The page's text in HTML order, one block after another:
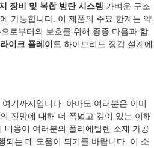
장비 및 복합 방탄 시스템 가벼운 구조
가능합니다. 이 제품의 주요 한계는 약
으로부터의 보호를 위해 종종 다음과 함
이크 플레이트 하이브리드 장갑 설계에
기까지입니다. 아마도 여러분은 이미
전망에 대해 더 폭넓고 깊이 있는 이해
내용이 여러분의 폴리에틸렌 소재 가공
되는 데 도움이 되기를 바랍니다. 이 소